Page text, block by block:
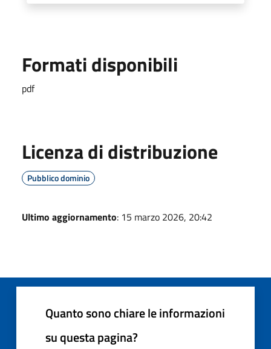
Formati disponibili
pdf
Licenza di distribuzione
Pubblico dominio
Ultimo aggiornamento: 15 marzo 2026, 20:42
Quanto sono chiare le informazioni
su questa pagina?